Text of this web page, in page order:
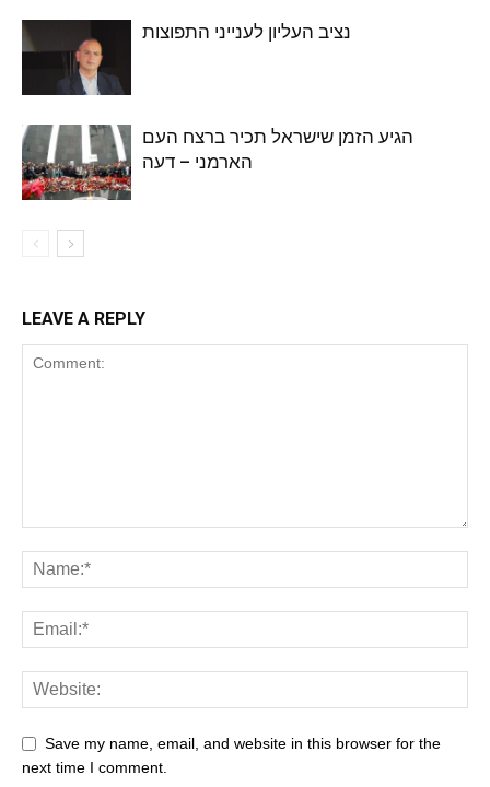
נציב העליון לענייני התפוצות
הגיע הזמן שישראל תכיר ברצח העם
הארמני – דעה
LEAVE A REPLY
Save my name, email, and website in this browser for the
next time I comment.